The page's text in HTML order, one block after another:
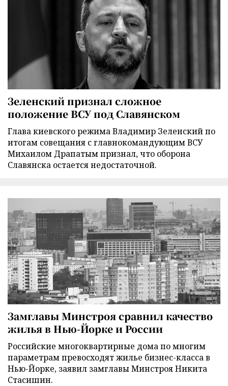
Зеленский признал сложное
положение ВСУ под Славянском
Глава киевского режима Владимир Зеленский по
итогам совещания с главнокомандующим ВСУ
Михаилом Драпатым признал, что оборона
Славянска остается недостаточной.
Замглавы Минстроя сравнил качество
жилья в Нью-Йорке и России
Российские многоквартирные дома по многим
параметрам превосходят жилье бизнес-класса в
Нью-Йорке, заявил замглавы Минстроя Никита
Стасишин.